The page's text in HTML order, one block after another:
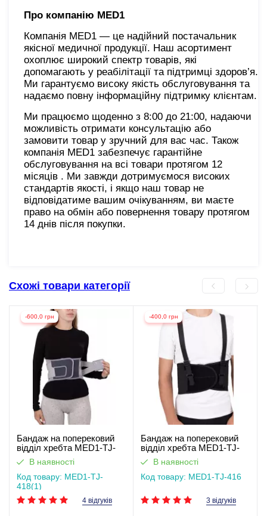
Про компанію MED1
Компанія MED1 — це надійний постачальник
якісної медичної продукції. Наш асортимент
охоплює широкий спектр товарів, які
допомагають у реабілітації та підтримці здоров’я.
Ми гарантуємо високу якість обслуговування та
надаємо повну інформаційну підтримку клієнтам.
Ми працюємо щоденно з 8:00 до 21:00, надаючи
можливість отримати консультацію або
замовити товар у зручний для вас час. Також
компанія MED1 забезпечує гарантійне
обслуговування на всі товари протягом 12
місяців . Ми завжди дотримуємося високих
стандартів якості, і якщо наш товар не
відповідатиме вашим очікуванням, ви маєте
право на обмін або повернення товару протягом
14 днів після покупки.
Схожі товари категорії
-600,0 грн
Бандаж на поперековий
відділ хребта MED1-TJ-
4181В наявності
Код товару: MED1-TJ-
418(1)
4 відгуків
-400,0 грн
Бандаж на поперековий
відділ хребта MED1-TJ-
416В наявності
Код товару: MED1-TJ-416
3 відгуків